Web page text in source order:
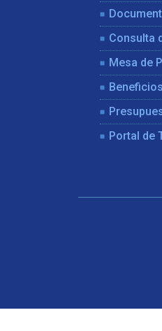
Consulta
Mesa de
Portal de